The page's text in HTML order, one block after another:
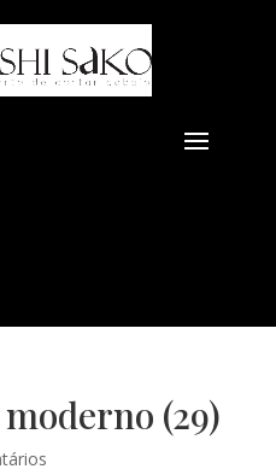
(29)
seu